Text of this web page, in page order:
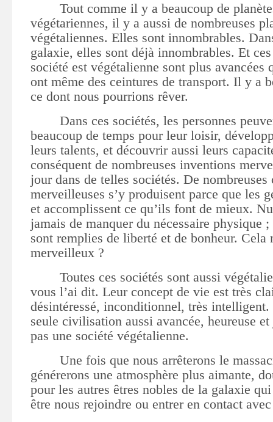
Tout comme il y a beaucoup de
végétariennes, il y a aussi de nombreuses
végétaliennes. Elles sont innombrables.
galaxie, elles sont déjà innombrables. Et
société est végétalienne sont plus avancées
ont même des ceintures de transport. Il y a
ce dont nous pourrions rêver.
Dans ces sociétés, les personnes
beaucoup de temps pour leur loisir,
leurs talents, et découvrir aussi leurs
conséquent de nombreuses inventions
jour dans de telles sociétés. De nombreuses
merveilleuses s’y produisent parce que les
et accomplissent ce qu’ils font de mieux.
jamais de manquer du nécessaire physique
sont remplies de liberté et de bonheur. Cela
merveilleux ?
Toutes ces sociétés sont aussi
vous l’ai dit. Leur concept de vie est très
désintéressé, inconditionnel, très intelligent.
seule civilisation aussi avancée, heureuse
pas une société végétalienne.
Une fois que nous arrêterons le
générerons une atmosphère plus aimante,
pour les autres êtres nobles de la galaxie
être nous rejoindre ou entrer en contact